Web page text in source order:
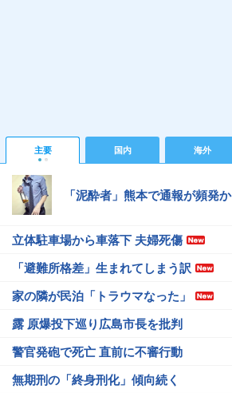
主要 国内 海外
「泥酔者」熊本で通報が頻発か
立体駐車場から車落下 夫婦死傷
「避難所格差」生まれてしまう訳
家の隣が民泊「トラウマなった」
露 原爆投下巡り広島市長を批判
警官発砲で死亡 直前に不審行動
無期刑の「終身刑化」傾向続く